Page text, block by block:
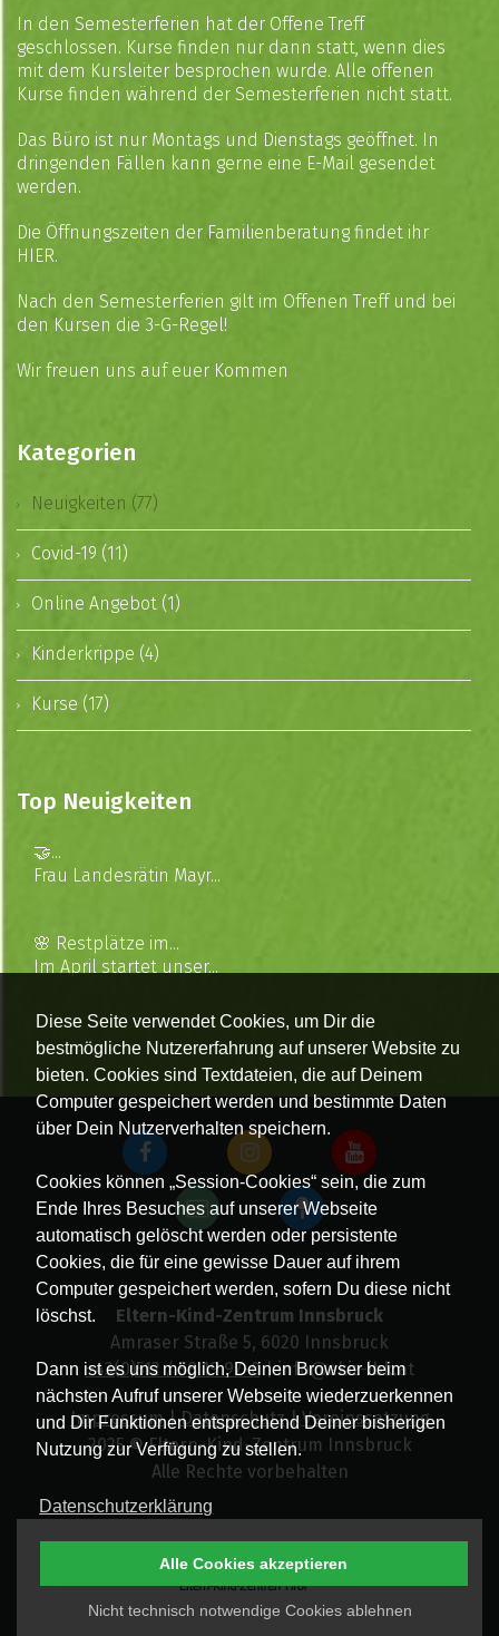
Diese Seite verwendet Cookies, um Dir die
bestmögliche Nutzererfahrung auf unserer Website zu
bieten. Cookies sind Textdateien, die auf Deinem
Computer gespeichert werden und bestimmte Daten
über Dein Nutzerverhalten speichern.
Cookies können „Session-Cookies“ sein, die zum
Ende Ihres Besuches auf unserer Webseite
automatisch gelöscht werden oder persistente
Cookies, die für eine gewisse Dauer auf ihrem
Computer gespeichert werden, sofern Du diese nicht
löschst.
Dann ist es uns möglich, Deinen Browser beim
nächsten Aufruf unserer Webseite wiederzuerkennen
und Dir Funktionen entsprechend Deiner bisherigen
Nutzung zur Verfügung zu stellen.
Datenschutzerklärung
Nicht technisch notwendige Cookies ablehnen
Alle Cookies akzeptieren
In den Semesterferien hat der Offene Treff
geschlossen. Kurse finden nur dann statt, wenn dies
mit dem Kursleiter besprochen wurde. Alle offenen
Kurse finden während der Semesterferien nicht statt.
Das Büro ist nur Montags und Dienstags geöffnet. In
dringenden Fällen kann gerne eine E-Mail gesendet
werden.
Die Öffnungszeiten der Familienberatung findet ihr
HIER.
Nach den Semesterferien gilt im Offenen Treff und bei
den Kursen die 3-G-Regel!
Wir freuen uns auf euer Kommen
Kategorien
Neuigkeiten (77)
Covid-19 (11)
Online Angebot (1)
Kinderkrippe (4)
Kurse (17)
Top Neuigkeiten
🤝...
Frau Landesrätin Mayr...
🌸 Restplätze im...
Im April startet unser...
Eltern-Kind-Zentrum Innsbruck
Amraser Straße 5, 6020 Innsbruck
+43(0)512 / 58 19 97-0| info@ekiz-ibk.at
Impressum|Datenschutz|Vereinssatzung
2025 © Eltern-Kind-Zentrum Innsbruck
Alle Rechte vorbehalten